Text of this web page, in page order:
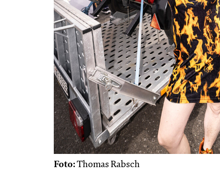
Foto:Thomas Rabsch